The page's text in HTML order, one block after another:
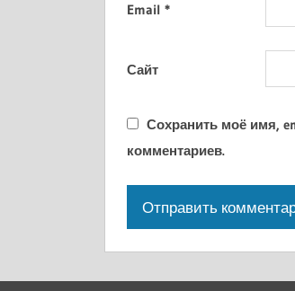
Email *
Сайт
Сохранить моё имя,
комментариев.